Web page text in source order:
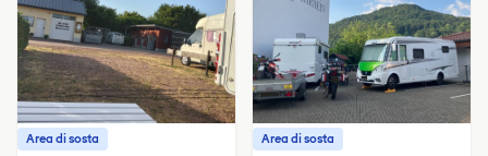
Area di sosta Area di sosta